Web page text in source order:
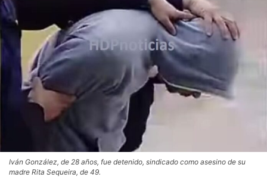
Iván González, de 28 años, fue detenido, sindicado como asesino de su
madre Rita Sequeira, de 49.